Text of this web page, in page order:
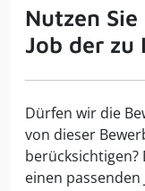
Nutzen
Job der zu
Dürfen wir die
von dieser
berücksichtigen?
einen